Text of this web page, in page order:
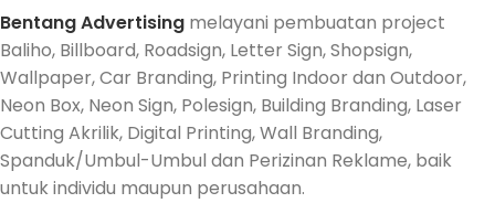
Bentang Advertising melayani pembuatan project
Baliho, Billboard, Roadsign, Letter Sign, Shopsign,
Wallpaper, Car Branding, Printing Indoor dan Outdoor,
Neon Box, Neon Sign, Polesign, Building Branding, Laser
Cutting Akrilik, Digital Printing, Wall Branding,
Spanduk/Umbul-Umbul dan Perizinan Reklame, baik
untuk individu maupun perusahaan.